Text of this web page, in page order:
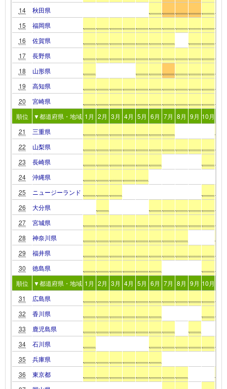
14
秋田県
15
福岡県
16
佐賀県
17
長野県
18
山形県
19
高知県
20
宮崎県
順位
▼都道府県・地域 1月 2月 3月 4月 5月 6月 7月 8月 9月 10月
21
三重県
22
山梨県
23
長崎県
24
沖縄県
25
ニュージーランド
26
大分県
27
宮城県
28
神奈川県
29
福井県
30
徳島県
順位
▼都道府県・地域 1月 2月 3月 4月 5月 6月 7月 8月 9月 10月
31
広島県
32
香川県
33
鹿児島県
34
石川県
35
兵庫県
36
東京都